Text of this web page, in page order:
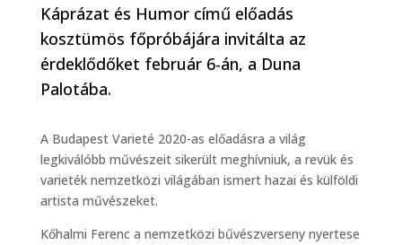
Káprázat és Humor című előadás
kosztümös főpróbájára invitálta az
érdeklődőket február 6-án, a Duna
Palotába.
A Budapest Varieté 2020-as előadásra a világ
legkiválóbb művészeit sikerült meghívniuk, a revük és
varieték nemzetközi világában ismert hazai és külföldi
artista művészeket.
Kőhalmi Ferenc a nemzetközi bűvészverseny nyertese